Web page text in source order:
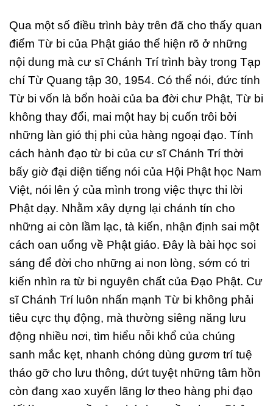
Qua một số điều trình bày trên đã cho thấy quan
điểm Từ bi của Phật giáo thể hiện rõ ở những
nội dung mà cư sĩ Chánh Trí trình bày trong Tạp
chí Từ Quang tập 30, 1954. Có thể nói, đức tính
Từ bi vốn là bổn hoài của ba đời chư Phật, Từ bi
không thay đổi, mai một hay bị cuốn trôi bởi
những làn gió thị phi của hàng ngoại đạo. Tính
cách hành đạo từ bi của cư sĩ Chánh Trí thời
bấy giờ đại diện tiếng nói của Hội Phật học Nam
Việt, nói lên ý của mình trong việc thực thi lời
Phật dạy. Nhằm xây dựng lại chánh tín cho
những ai còn lầm lạc, tà kiến, nhận định sai một
cách oan uổng về Phật giáo. Đây là bài học soi
sáng để đời cho những ai non lòng, sớm có tri
kiến nhìn ra từ bi nguyên chất của Đạo Phật. Cư
sĩ Chánh Trí luôn nhấn mạnh Từ bi không phải
tiêu cực thụ động, mà thường siêng năng lưu
động nhiều nơi, tìm hiểu nỗi khổ của chúng
sanh mắc kẹt, nhanh chóng dùng gươm trí tuệ
tháo gỡ cho lưu thông, dứt tuyệt những tâm hồn
còn đang xao xuyến lãng lơ theo hàng phi đạo